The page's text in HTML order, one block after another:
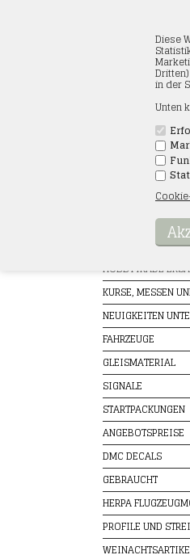
Diese
in der
Unten
VORDERSEITE
Produkte
GESCHENKKARTE
HOBBYTRADE
KURSE, MESSEN
NEUIGKEITEN
FAHRZEUGE
GLEISMATERIAL
SIGNALE
STARTPACKUNGEN
ANGEBOTSPREISE
DMC DECALS
GEBRAUCHT
HERPA
PROFILE UND